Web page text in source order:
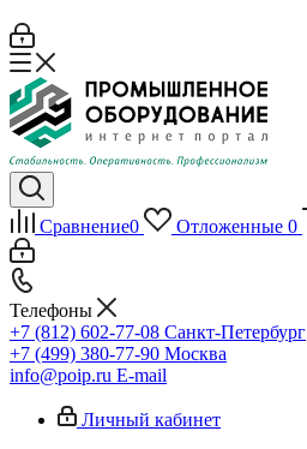
Сравнение0 Отложенные 0
Телефоны
+7 (812) 602-77-08 Санкт-Петербург
+7 (499) 380-77-90 Москва
info@poip.ru E-mail
Личный кабинет